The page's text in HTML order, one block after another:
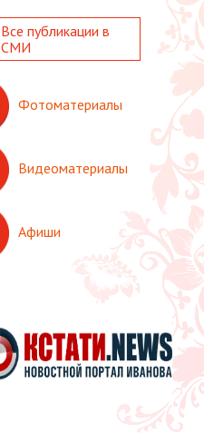
Все публикации в
СМИ
Фотоматериалы
Видеоматериалы
Афиши